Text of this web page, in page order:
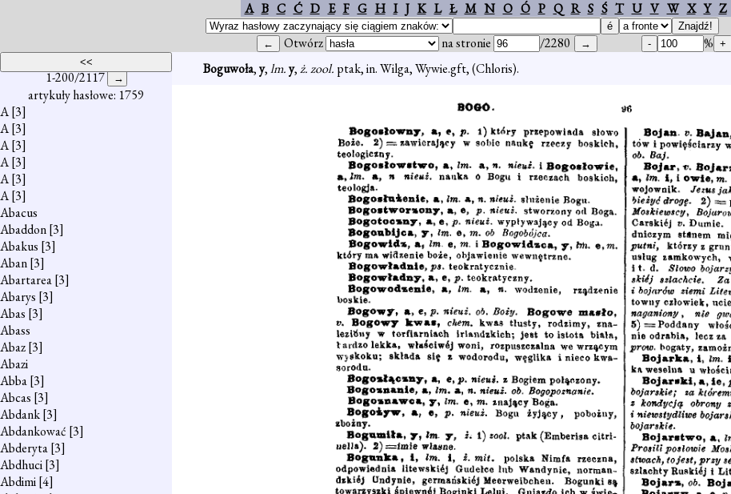
A B C Ć D E F G H I J K L Ł M N O Ó P Q R S Ś T U V W X Y Z
Otwórz na stronie /2280 %
1-200/2117
artykuły hasłowe: 1759
A[3]
A[3]
A[3]
A[3]
A[3]
A[3]
Abacus
Abaddon[3]
Abakus [3]
Aban[3]
Abartarea[3]
Abarys [3]
Abas [3]
Abass
Abaz[3]
Abazi
Abba[3]
Abcas [3]
Abdank[3]
Abdankować [3]
Abderyta[3]
Abdhuci[3]
Abdimi[4]
Boguwoła,y,lm.y,ż. zool. ptak, in. Wilga, Wywie.gft, (Chloris).